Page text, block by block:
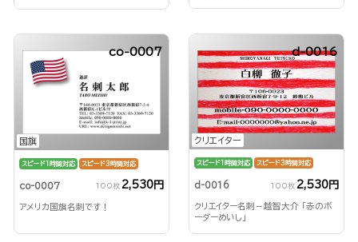
国旗
co-0007
スピード1時間対応 スピード3時間対応
co-0007 100枚 2,530円
アメリカ国旗名刺です！
クリエイター
d-0016
スピード1時間対応 スピード3時間対応
d-0016 100枚 2,530円
クリエイター名刺－越智大介 「赤のボ
ーダーめいし」